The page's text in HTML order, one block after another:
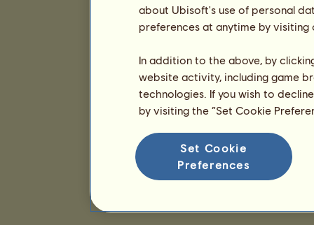
about Ubisoft's use of personal
preferences at anytime by
In addition to the above, by
website activity, including game
technologies. If you wish to
by visiting the “Set Cookie
Set Cookie
Preferences